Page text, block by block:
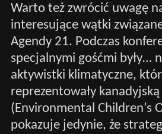
Warto też zwrócić uwagę
interesujące wątki
Agendy 21. Podczas
specjalnymi gośćmi były…
aktywistki klimatyczne,
reprezentowały kanadyjską
(Environmental Children’s
pokazuje jedynie, że